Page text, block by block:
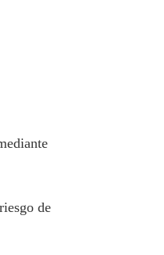
de